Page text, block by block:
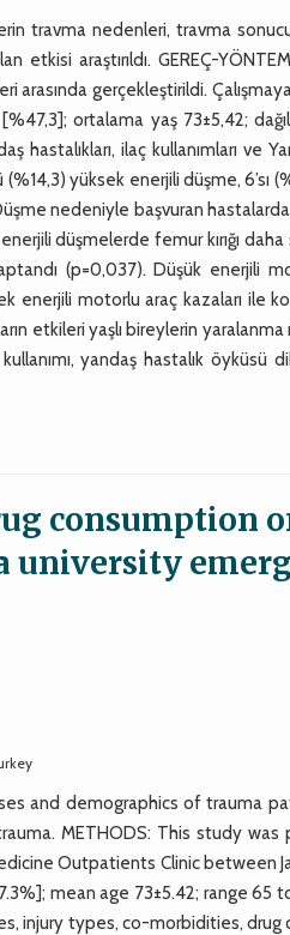
travma nedenleri, travma
etkisi araştırıldı. GEREÇ-
gerçekleştirildi.
ortalama yaş 73±5,42;
hastalıkları, ilaç kullanımları ve
yüksek enerjili düşme, 6’sı
nedeniyle başvuran
düşmelerde femur kırığı
(p=0,037). Düşük enerjili
motorlu araç kazaları ile kot
etkileri yaşlı bireylerin yaralanma
yandaş hastalık öyküsü
consumption
university
and demographics of trauma
METHODS: This study was
Outpatients Clinic between
mean age 73±5.42; range 65
injury types, co-morbidities, drug